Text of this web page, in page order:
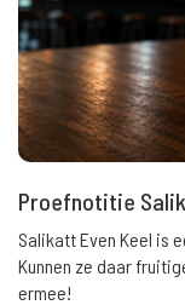
Proefnotitie
Salikatt Even Keel is
Kunnen ze daar
ermee!